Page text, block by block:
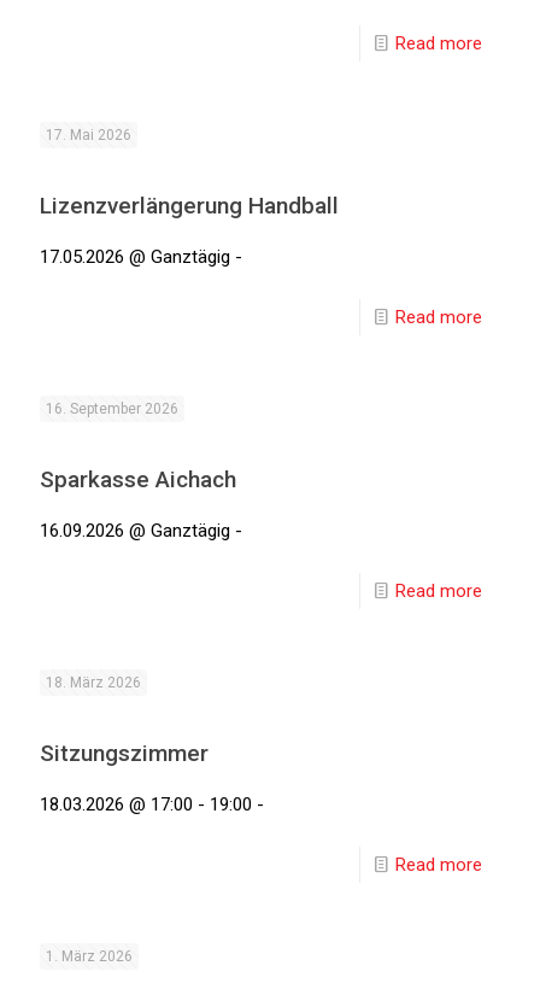
Read more
17. Mai 2026
Lizenzverlängerung Handball
17.05.2026 @ Ganztägig -
Read more
16. September 2026
Sparkasse Aichach
16.09.2026 @ Ganztägig -
Read more
18. März 2026
Sitzungszimmer
18.03.2026 @ 17:00 - 19:00 -
Read more
1. März 2026